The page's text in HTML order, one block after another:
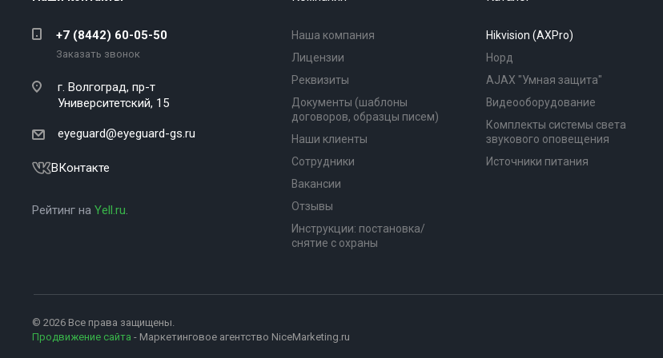
+7 (8442) 60-05-50
Заказать звонок
г. Волгоград, пр-т
Университетский, 15
eyeguard@eyeguard-gs.ru
ВКонтакте
Рейтинг на Yell.ru.
Наша компания
Лицензии
Реквизиты
Документы (шаблоны
договоров, образцы писем)
Наши клиенты
Сотрудники
Вакансии
Отзывы
Инструкции: постановка/
снятие с охраны
Hikvision (AXPro)
Норд
AJAX "Умная защита"
Видеооборудование
Комплекты системы света
звукового оповещения
Источники питания
© 2026 Все права защищены.
Продвижение сайта - Маркетинговое агентство NiceMarketing.ru